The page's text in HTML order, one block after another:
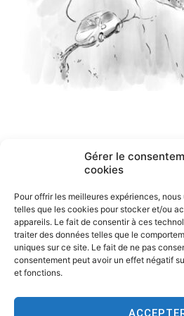
Gérer le
cookies
Pour offrir les meilleures expériences,
telles que les cookies pour stocker et/ou
appareils. Le fait de consentir à ces
traiter des données telles que le
uniques sur ce site. Le fait de ne pas
consentement peut avoir un effet négatif
et fonctions.
Navigation
de
l’article
ARTICLE PRÉCÉDENT
English cartoons by Tesson-1